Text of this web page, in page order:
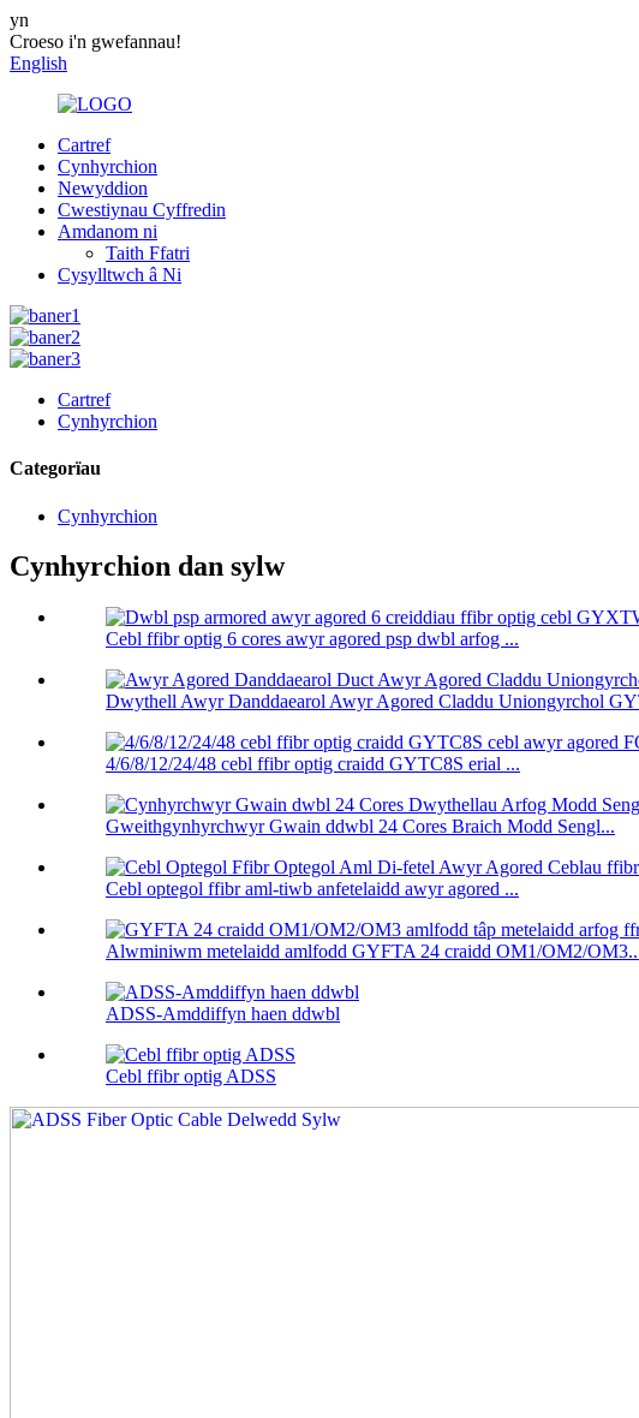
yn
Croeso i'n gwefannau!
English
Cartref
Cynhyrchion
Newyddion
Cwestiynau Cyffredin
Amdanom ni
Taith Ffatri
Cysylltwch â Ni
Cartref
Cynhyrchion
Categorïau
Cynhyrchion
Cynhyrchion dan sylw
Cebl ffibr optig 6 cores awyr agored psp dwbl arfog ...
Dwythell Awyr Danddaearol Awyr Agored Claddu Uniongyrchol
4/6/8/12/24/48 cebl ffibr optig craidd GYTC8S erial ...
Gweithgynhyrchwyr Gwain ddwbl 24 Cores Braich Modd Sengl...
Cebl optegol ffibr aml-tiwb anfetelaidd awyr agored ...
Alwminiwm metelaidd amlfodd GYFTA 24 craidd OM1/OM2/
ADSS-Amddiffyn haen ddwbl
Cebl ffibr optig ADSS